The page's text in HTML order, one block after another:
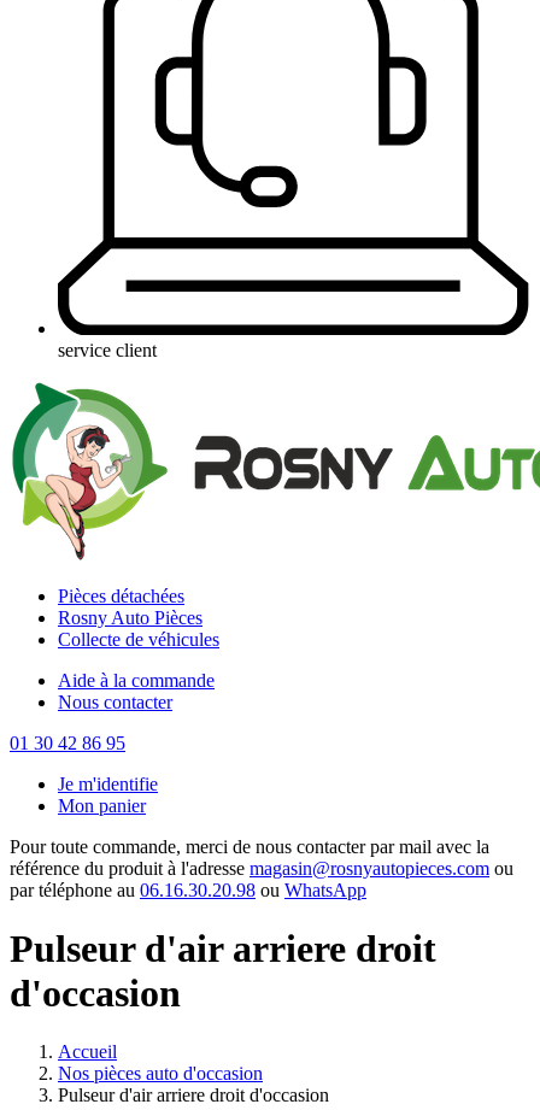
service client
Pièces détachées
Rosny Auto Pièces
Collecte de véhicules
Aide à la commande
Nous contacter
01 30 42 86 95
Je m'identifie
Mon panier
Pour toute commande, merci de nous contacter par mail avec la
référence du produit à l'adresse magasin@rosnyautopieces.com ou
par téléphone au 06.16.30.20.98 ou WhatsApp
Pulseur d'air arriere droit
d'occasion
Accueil
Nos pièces auto d'occasion
Pulseur d'air arriere droit d'occasion